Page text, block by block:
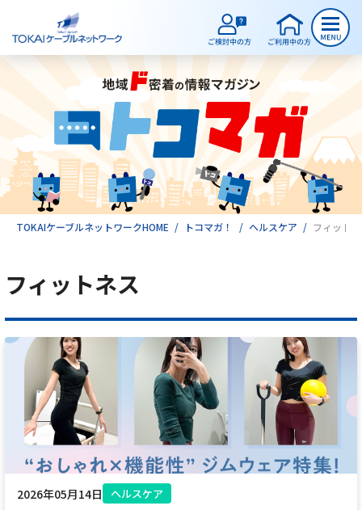
ご検討中のお客様
ご利用中のお客様
サービスのご案内
テレビ
電話
動画配信
TOKAIケーブルネットワークHOME トコマガ！ ヘルスケア フィット
フィットネス
2026年05月14日 ヘルスケア